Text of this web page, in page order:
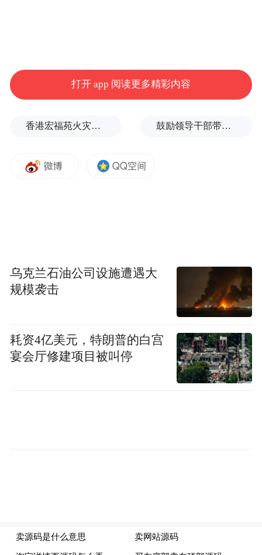
打开 app 阅读更多精彩内容
香港宏福苑火灾跨部门调查最终报告：大火或由烟头引起 鼓励领导干部带头休假之后又撤回文件，到底什么意思嘛？
乌克兰石油公司设施遭遇大
规模袭击
耗资4亿美元，特朗普的白宫
宴会厅修建项目被叫停